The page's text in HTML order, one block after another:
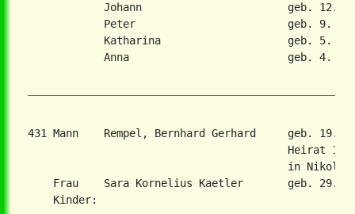
Johann                       geb. 12.
Peter                        geb. 9.
Katharina                    geb. 5.
Anna                         geb. 4.
431 Mann    Rempel, Bernhard Gerhard     geb. 19.
Heirat
in
Frau    Sara Kornelius Kaetler       geb. 29.
    Kinder: